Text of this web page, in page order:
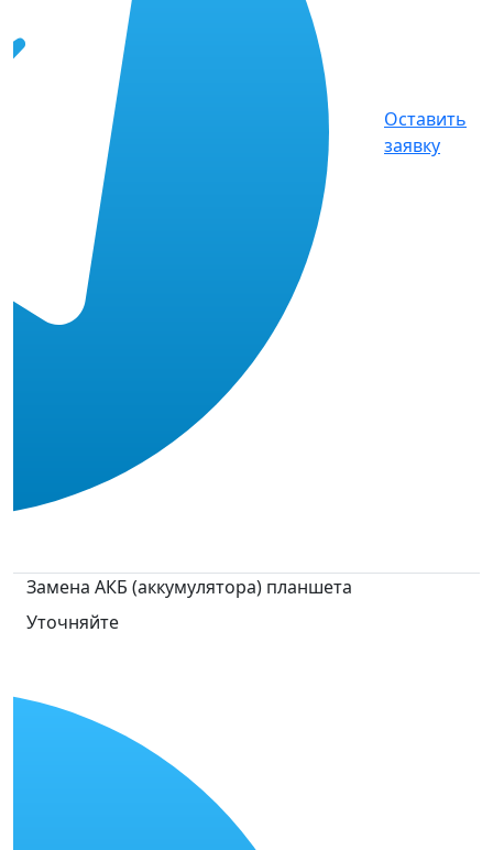
Оставить
заявку
Замена АКБ (аккумулятора) планшета
Уточняйте